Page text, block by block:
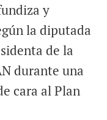
y
la diputada
de la
durante una
cara al Plan